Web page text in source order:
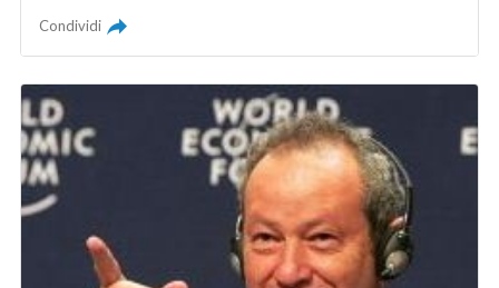
Condividi